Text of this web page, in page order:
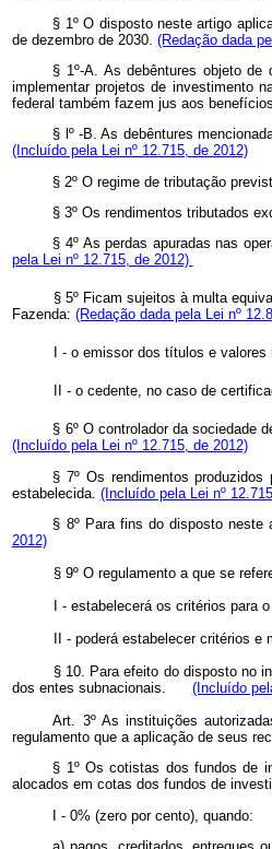
§ 1º O disposto neste artigo
de dezembro de 2030. (Redação dada
§ 1º-A. As debêntures objeto
implementar projetos de investimento
federal também fazem jus aos
§ lº -B. As debêntures
(Incluído pela Lei nº 12.715, de 2012)
§ 2º O regime de tributação
§ 3º Os rendimentos tributados
§ 4º As perdas apuradas nas
pela Lei nº 12.715, de 2012)
§ 5º Ficam sujeitos à multa
Fazenda: (Redação dada pela Lei nº
I - o emissor dos títulos e
II - o cedente, no caso de
§ 6º O controlador da sociedade
(Incluído pela Lei nº 12.715, de 2012)
§ 7º Os rendimentos
estabelecida. (Incluído pela Lei nº
§ 8º Para fins do disposto neste
2012)
§ 9º O regulamento a que se
I - estabelecerá os critérios
II - poderá estabelecer critérios
§ 10. Para efeito do disposto no
dos entes subnacionais. (Incluído
Art. 3º As instituições
regulamento que a aplicação de seus
§ 1º Os cotistas dos fundos de
alocados em cotas dos fundos de
I - 0% (zero por cento), quando: